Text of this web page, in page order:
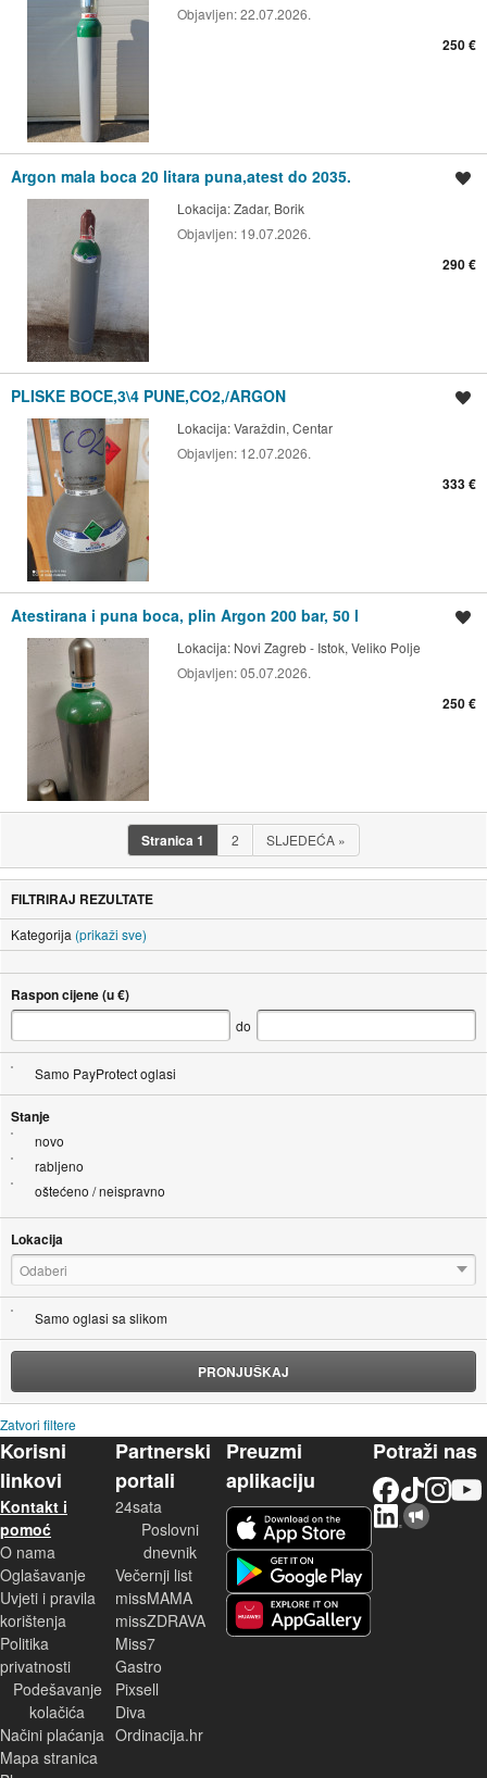
Objavljen:22.07.2026.
250 €
Argon mala boca 20 litara puna,atest do 2035.
Lokacija:Zadar, Borik
Objavljen: 19.07.2026.
290 €
PLISKE BOCE,3\4 PUNE,CO2,/ARGON
Lokacija:Varaždin, Centar
Objavljen: 12.07.2026.
333 €
Atestirana i puna boca, plin Argon 200 bar, 50 l
Lokacija: Novi Zagreb - Istok, Veliko Polje
Objavljen:05.07.2026.
250 €
Stranica1 2 SLJEDEĆA »
FILTRIRAJ REZULTATE
Kategorija (prikaži sve)
Raspon cijene (u €)
do
Samo PayProtect oglasi
Stanje
novo
rabljeno
oštećeno / neispravno
Lokacija
Odaberi
Samo oglasi sa slikom
PRONJUŠKAJ
Zatvori filtere
Korisni
linkovi
Kontakt i
pomoć
O nama
Oglašavanje
Uvjeti i pravila
korištenja
Politika
privatnosti
Podešavanje
kolačića
Načini plaćanja
Mapa stranica
Partnerski
portali
24sata
Poslovni
dnevnik
Večernji list
missMAMA
missZDRAVA
Miss7
Gastro
Pixsell
Diva
Ordinacija.hr
Preuzmi
aplikaciju
Potraži nas